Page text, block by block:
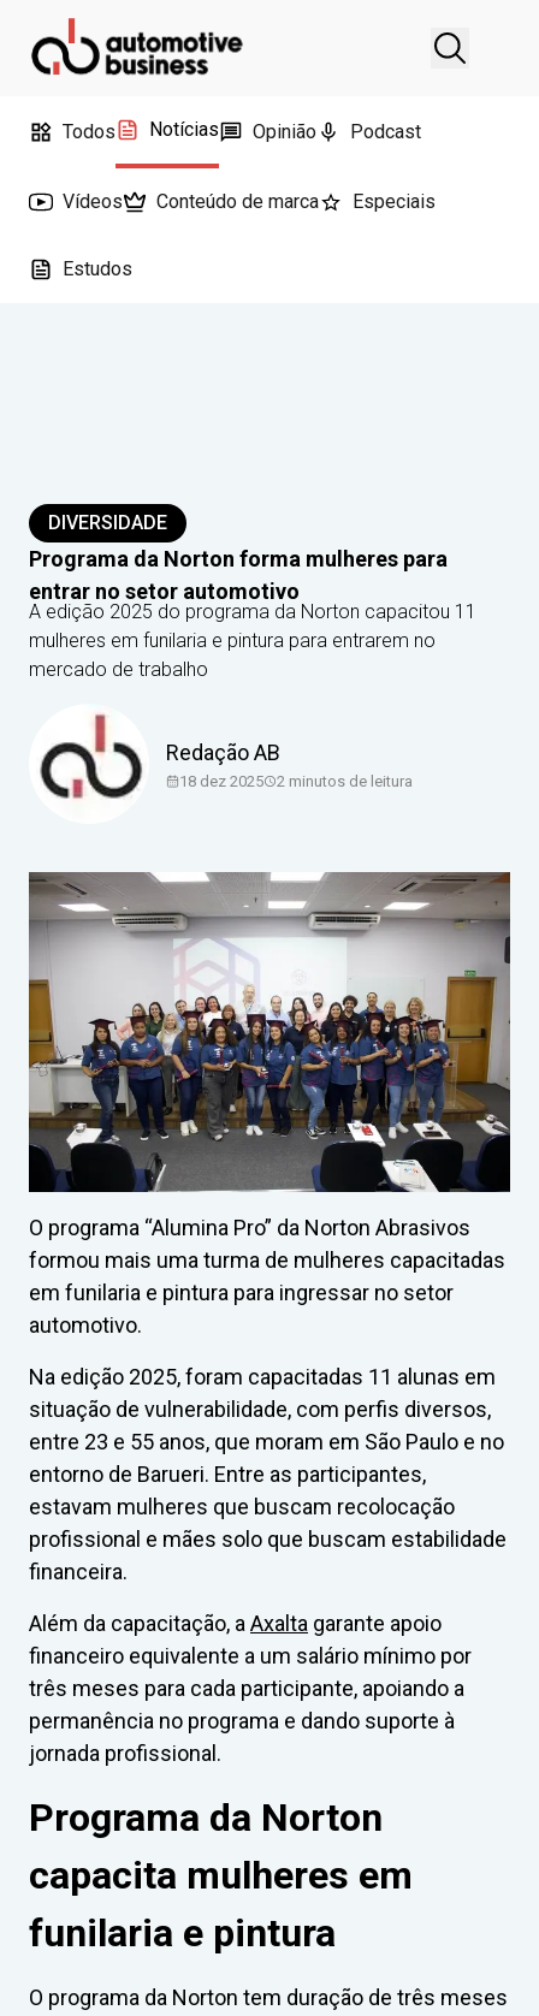
Todos Notícias Opinião Podcast
Vídeos Conteúdo de marca Especiais
Estudos
DIVERSIDADE
Programa da Norton forma mulheres para
entrar no setor automotivo
A edição 2025 do programa da Norton capacitou 11
mulheres em funilaria e pintura para entrarem no
mercado de trabalho
Redação AB
18 dez 2025 2 minutos de leitura
O programa “Alumina Pro” da Norton Abrasivos
formou mais uma turma de mulheres capacitadas
em funilaria e pintura para ingressar no setor
automotivo.
Na edição 2025, foram capacitadas 11 alunas em
situação de vulnerabilidade, com perfis diversos,
entre 23 e 55 anos, que moram em São Paulo e no
entorno de Barueri. Entre as participantes,
estavam mulheres que buscam recolocação
profissional e mães solo que buscam estabilidade
financeira.
Além da capacitação, aAxalta garante apoio
financeiro equivalente a um salário mínimo por
três meses para cada participante, apoiando a
permanência no programa e dando suporte à
jornada profissional.
Programa da Norton
capacita mulheres em
funilaria e pintura
O programa da Norton tem duração de três meses